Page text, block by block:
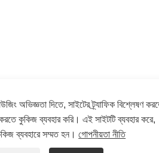
অভিজ্ঞতা দিতে, সাইটের ট্র্যাফিক বিশ্লেষণ
কুকিজ ব্যবহার করি। এই সাইটটি ব্যবহার করে,
ব্যবহারে সম্মত হন।গোপনীয়তা নীতি